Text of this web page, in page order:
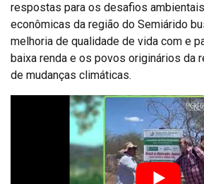
respostas para os desafios
econômicas da região do Semiárido
melhoria de qualidade de vida com e
baixa renda e os povos originários da
de mudanças climáticas.